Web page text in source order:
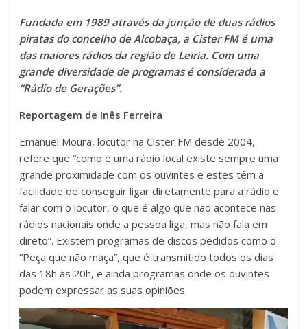
Fundada em 1989 através da junção de duas rádios
piratas do concelho de Alcobaça, a Cister FM é uma
das maiores rádios da região de Leiria. Com uma
grande diversidade de programas é considerada a
“Rádio de Gerações”.
Reportagem de Inês Ferreira
Emanuel Moura, locutor na Cister FM desde 2004,
refere que “como é uma rádio local existe sempre uma
grande proximidade com os ouvintes e estes têm a
facilidade de conseguir ligar diretamente para a rádio e
falar com o locutor, o que é algo que não acontece nas
rádios nacionais onde a pessoa liga, mas não fala em
direto”. Existem programas de discos pedidos como o
“Peça que não maça”, que é transmitido todos os dias
das 18h às 20h, e ainda programas onde os ouvintes
podem expressar as suas opiniões.